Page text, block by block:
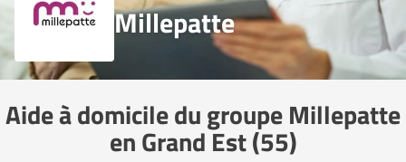
Millepatte
Aide à domicile du groupe Millepatte
en Grand Est (55)